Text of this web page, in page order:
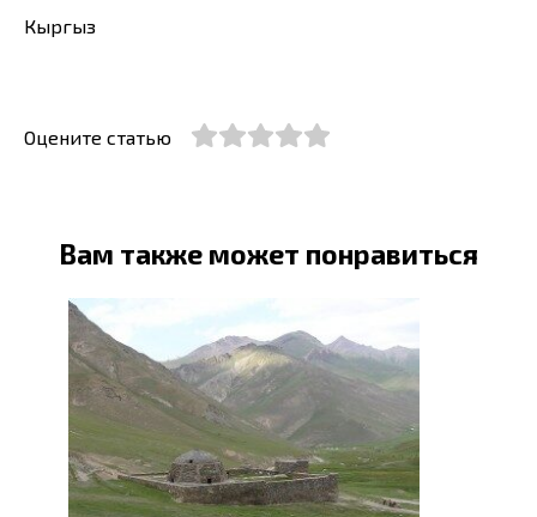
Кыргыз
Оцените статью
Вам также может понравиться